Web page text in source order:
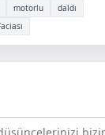
motorlu
daldı